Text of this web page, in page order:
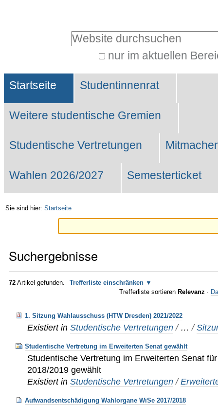
Website durchsuchen
nur im aktuellen
Suche…
Sektionen
Startseite Studentinnenrat
Weitere studentische Gremien
Studentische Vertretungen
Wahlen 2026/2027 Semesterticket
Sie sind hier: Startseite
Suchergebnisse
72 Artikel gefunden.
Trefferliste einschränken
Trefferliste sortieren Relevanz ·
1. Sitzung Wahlausschuss (HTW Dresden) 2021/2022
Existiert in Studentische Vertretungen / …/
Studentische Vertretung im Erweiterten Senat gewählt
Studentische Vertretung im Erweiterten Senat
2018/2019 gewählt
Existiert in Studentische Vertretungen /
Aufwandsentschädigung Wahlorgane WiSe 2017/2018